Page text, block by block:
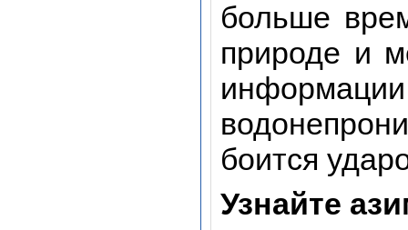
больше
природе и
боится
Узнайте